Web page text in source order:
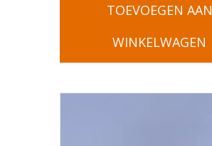
TOEVOEGEN AAN
WINKELWAGEN